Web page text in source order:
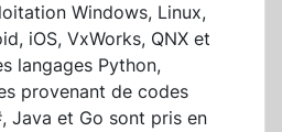
Windows, Linux,
iOS, VxWorks, QNX et
langages Python,
provenant de codes
Java et Go sont pris en